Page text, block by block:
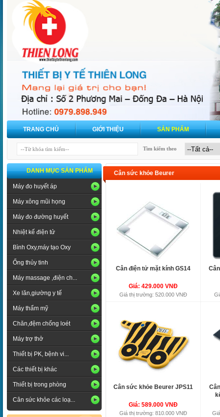
TRANG CHỦ GIỚI THIỆU SẢN PHẨM
Tìm kiếm theo
DANH MỤC SẢN PHẨM
Máy đo huyết áp
Máy xông mũi họng
Máy đo đường huyết
Nhiệt kế điện tử
Bình Oxy,máy tạo Oxy
Ống thủy tinh
Máy massage ,điện ch...
Xe lăn,giường y tế
Máy thẩm mỹ
Chăn,đệm chống loét
Máy trợ thở
Thiết bị PK, bệnh vi...
Các thiết bị khác
Thiết bị trong phòng
Cân sức khỏe các loạ...
Cân sức khỏe Beurer
Cân điện tử mặt kính GS14
Giá: 429.000 VNĐ
Giá thị trường: 520.000 VNĐ
Cân sức khỏe Beurer JPS11
Giá: 589.000 VNĐ
Giá thị trường: 810.000 VNĐ